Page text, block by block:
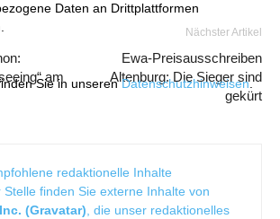
Daten an Drittplattformen
Sie in unserenDatenschutzhinweisen.
am
Nächster Artikel
Ewa-Preisausschreiben
Altenburg: Die Sieger sind
gekürt
redaktionelle Inhalte
Stelle finden Sie externe Inhalte von
(Gravatar), die unser redaktionelles